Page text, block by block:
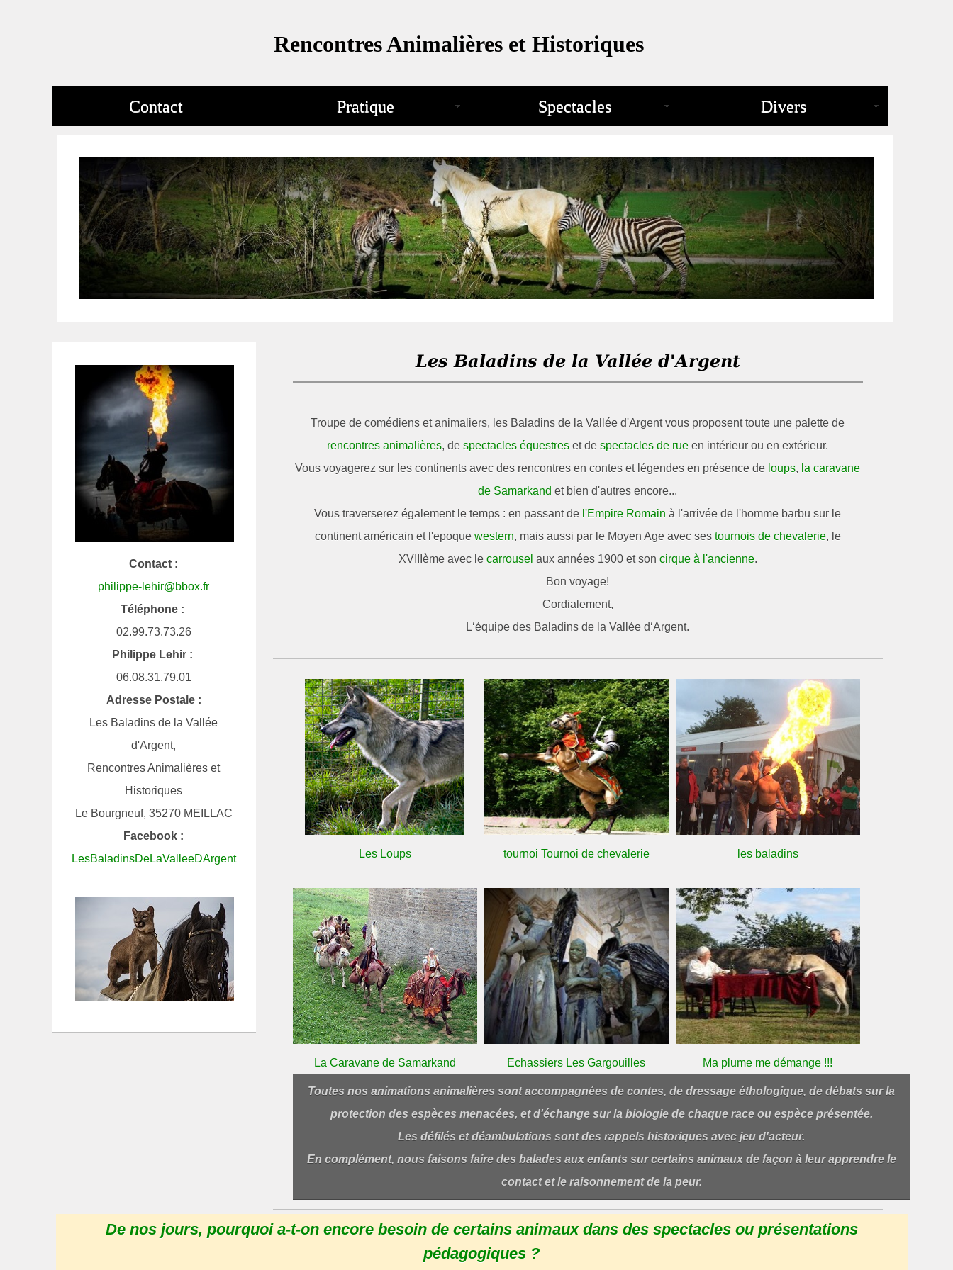
Rencontres Animalières et Historiques
Contact Pratique Spectacles Divers
Contact :
philippe-lehir@bbox.fr
Téléphone :
02.99.73.73.26
Philippe Lehir :
06.08.31.79.01
Adresse Postale :
Les Baladins de la Vallée
d'Argent,
Rencontres Animalières et
Historiques
Le Bourgneuf, 35270 MEILLAC
Facebook :
LesBaladinsDeLaValleeDArgent
Les Baladins de la Vallée d'Argent
Troupe de comédiens et animaliers, les Baladins de la Vallée d'Argent vous proposent toute une palette de
rencontres animalières, de spectacles équestres et de spectacles de rue en intérieur ou en extérieur.
Vous voyagerez sur les continents avec des rencontres en contes et légendes en présence de loups, la caravane
de Samarkand et bien d'autres encore...
Vous traverserez également le temps : en passant de l'Empire Romain à l'arrivée de l'homme barbu sur le
continent américain et l'epoque western, mais aussi par le Moyen Age avec ses tournois de chevalerie, le
XVIIIème avec le carrousel aux années 1900 et son cirque à l'ancienne.
Bon voyage!
Cordialement,
L‘équipe des Baladins de la Vallée d‘Argent.
Les Loups
La Caravane de Samarkand
tournoi Tournoi de chevalerie
Echassiers Les Gargouilles
les baladins
Ma plume me démange !!!
Toutes nos animations animalières sont accompagnées de contes, de dressage éthologique, de débats sur la
protection des espèces menacées, et d'échange sur la biologie de chaque race ou espèce présentée.
Les défilés et déambulations sont des rappels historiques avec jeu d'acteur.
En complément, nous faisons faire des balades aux enfants sur certains animaux de façon à leur apprendre le
contact et le raisonnement de la peur.
De nos jours, pourquoi a-t-on encore besoin de certains animaux dans des spectacles ou présentations
pédagogiques ?